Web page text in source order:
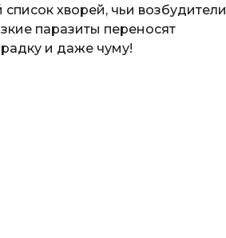
хворей, чьи возбудители
паразиты переносят
и даже чуму!